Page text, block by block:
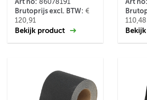
86078191
Brutoprijs excl. BTW: €
120,91
Bekijk product
110,48